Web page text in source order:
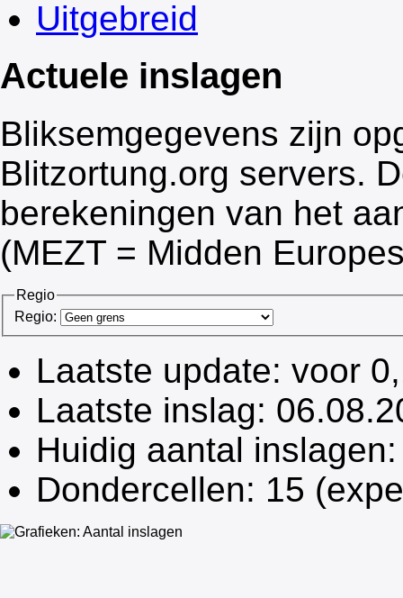
Uitgebreid
Actuele inslagen
Bliksemgegevens zijn
Blitzortung.org servers.
berekeningen van het
(MEZT = Midden
Regio
Regio:
Laatste update: voor
Laatste inslag:
Huidig aantal
Dondercellen: 15